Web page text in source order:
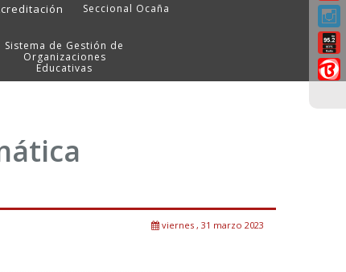
Seccional Ocaña
Sistema de Gestión de
Organizaciones
Educativas
viernes , 31 marzo 2023